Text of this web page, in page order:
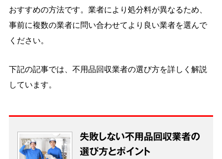
おすすめの方法です。業者により処分料が異なるため、
事前に複数の業者に問い合わせてより良い業者を選んで
ください。
下記の記事では、不用品回収業者の選び方を詳しく解説
しています。
失敗しない不用品回収業者の
選び方とポイント